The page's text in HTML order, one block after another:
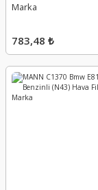
Marka
783,48 ₺